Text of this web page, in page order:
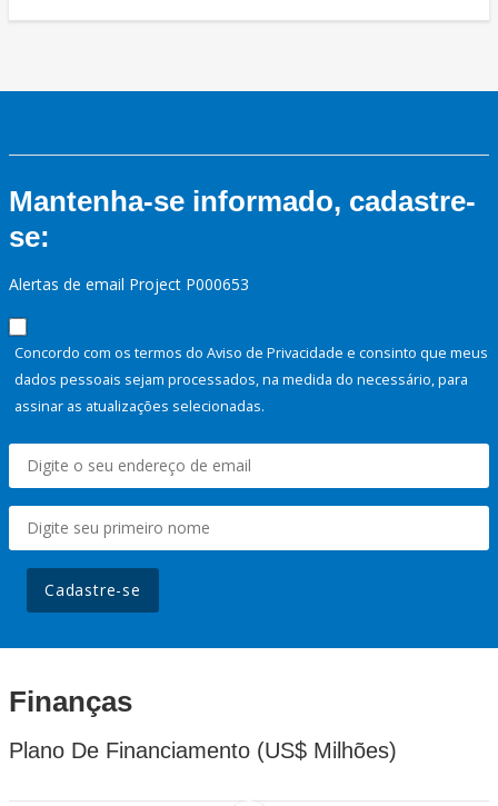
Mantenha-se informado, cadastre-
se:
Alertas de email Project P000653
Concordo com os termos do Aviso de Privacidade e consinto que meus
dados pessoais sejam processados, na medida do necessário, para
assinar as atualizações selecionadas.
Cadastre-se
Finanças
Plano De Financiamento (US$ Milhões)